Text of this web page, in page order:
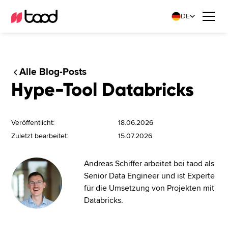
DE
Alle Blog-Posts
Hype-Tool Databricks
Veröffentlicht:
18.06.2026
Zuletzt bearbeitet:
15.07.2026
Andreas Schiffer arbeitet bei taod als
Senior Data Engineer und ist Experte
für die Umsetzung von Projekten mit
Databricks.